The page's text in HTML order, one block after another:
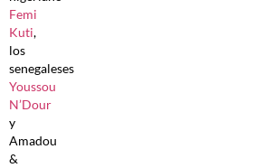
Femi
Kuti,
los
senegaleses
Youssou
N’Dour
y
Amadou
&